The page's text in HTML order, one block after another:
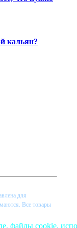
кальян?
для
Все товары
файлы cookie,